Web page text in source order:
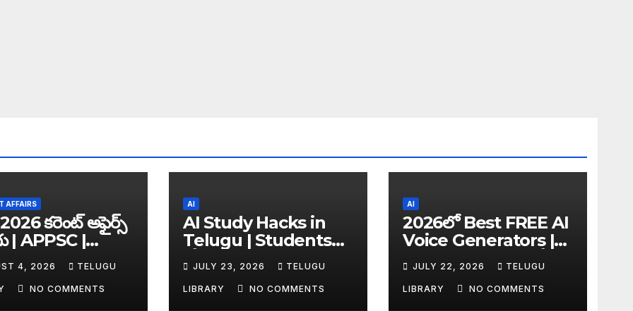
AFFAIRS
కరెంట్ అఫైర్స్
| APPSC |
| UPSC | SSC |
Exam
4, 2026 TELUGU
NO COMMENTS
AI
AI Study Hacks in
Telugu | Students
కోసం Best FREE AI
Tools & Smart Study
Tips (2026)
JULY 23, 2026 TELUGU
LIBRARY NO COMMENTS
AI
2026లో Best FREE AI
Voice Generators |
Text to Speech కోసం
Top 4 AI Tools
JULY 22, 2026 TELUGU
LIBRARY NO COMMENTS